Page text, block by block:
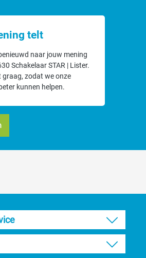
telt
naar jouw mening
Schakelaar STAR | Lister.
graag, zodat we onze
kunnen helpen.